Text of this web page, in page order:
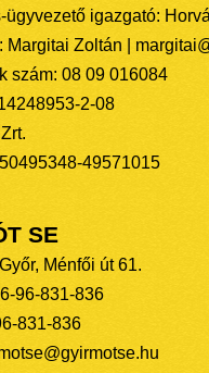
ügyvezető igazgató:
Margitai Zoltán |
szám: 08 09 016084
2-08
49571015
SE
Ménfői út 61.
96-831-836
831-836